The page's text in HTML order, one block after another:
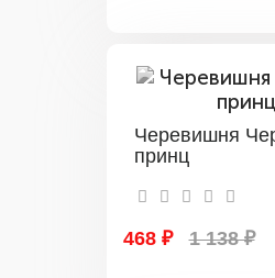
Черевишня
принц
468 ₽ 1 138 ₽